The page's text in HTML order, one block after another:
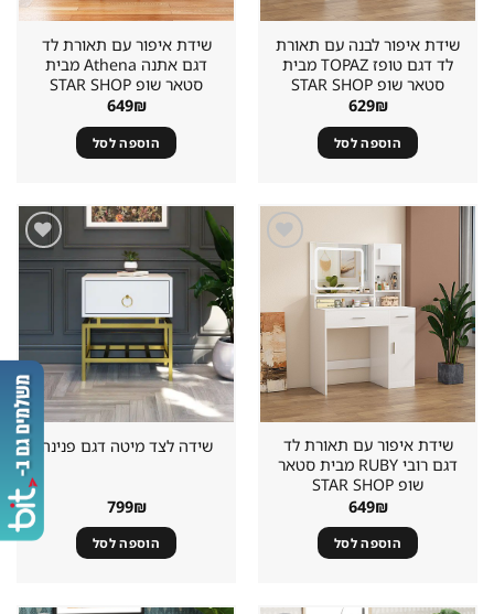
שידת איפור לבנה עם תאורת
לד דגם טופז TOPAZ מבית
סטאר שופ STAR SHOP
629₪
הוספה לסל
שידת איפור עם תאורת לד
דגם אתנה Athena מבית
סטאר שופ STAR SHOP
649₪
הוספה לסל
במועדפים
שידת איפור עם תאורת לד
דגם רובי RUBY מבית סטאר
שופ STAR SHOP
649₪
הוספה לסל
שמור
שידה לצד מיטה דגם פנינה
799₪
הוספה לסל